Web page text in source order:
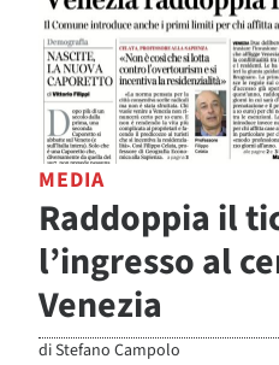
MEDIA
Raddoppia il
l’ingresso al
Venezia
diStefano Campolo